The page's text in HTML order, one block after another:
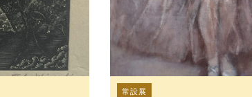
常設展